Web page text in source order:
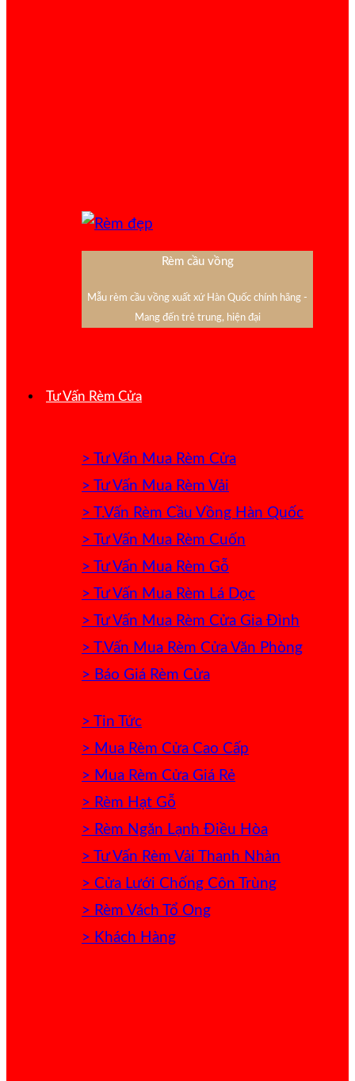
Rèm cầu vồng
Mẫu rèm cầu vồng xuất xứ Hàn Quốc chính hãng -
Mang đến trẻ trung, hiện đại
Tư Vấn Rèm Cửa
> Tư Vấn Mua Rèm Cửa
> Tư Vấn Mua Rèm Vải
> T.Vấn Rèm Cầu Vồng Hàn Quốc
> Tư Vấn Mua Rèm Cuốn
> Tư Vấn Mua Rèm Gỗ
> Tư Vấn Mua Rèm Lá Dọc
> Tư Vấn Mua Rèm Cửa Gia Đình
> T.Vấn Mua Rèm Cửa Văn Phòng
> Báo Giá Rèm Cửa
> Tin Tức
> Mua Rèm Cửa Cao Cấp
> Mua Rèm Cửa Giá Rẻ
> Rèm Hạt Gỗ
> Rèm Ngăn Lạnh Điều Hòa
> Tư Vấn Rèm Vải Thanh Nhàn
> Cửa Lưới Chống Côn Trùng
> Rèm Vách Tổ Ong
> Khách Hàng